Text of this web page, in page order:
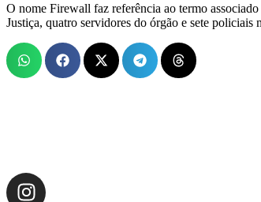
O nome Firewall faz referência ao termo
Justiça, quatro servidores do órgão e sete policiais